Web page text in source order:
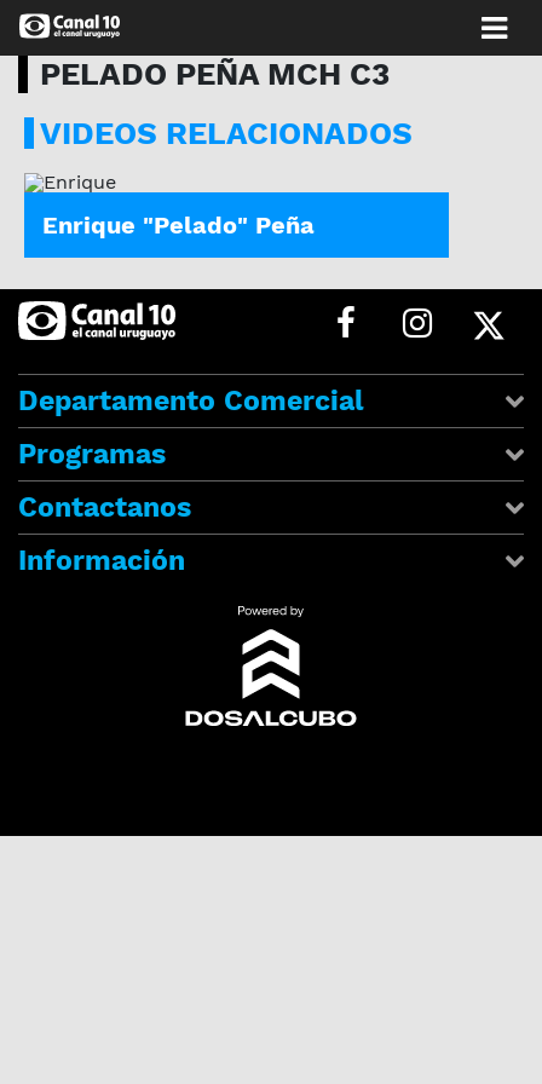
PELADO PEÑA MCH C3
VIDEOS RELACIONADOS
Enrique "Pelado" Peña
Departamento Comercial
Programas
Contactanos
Información